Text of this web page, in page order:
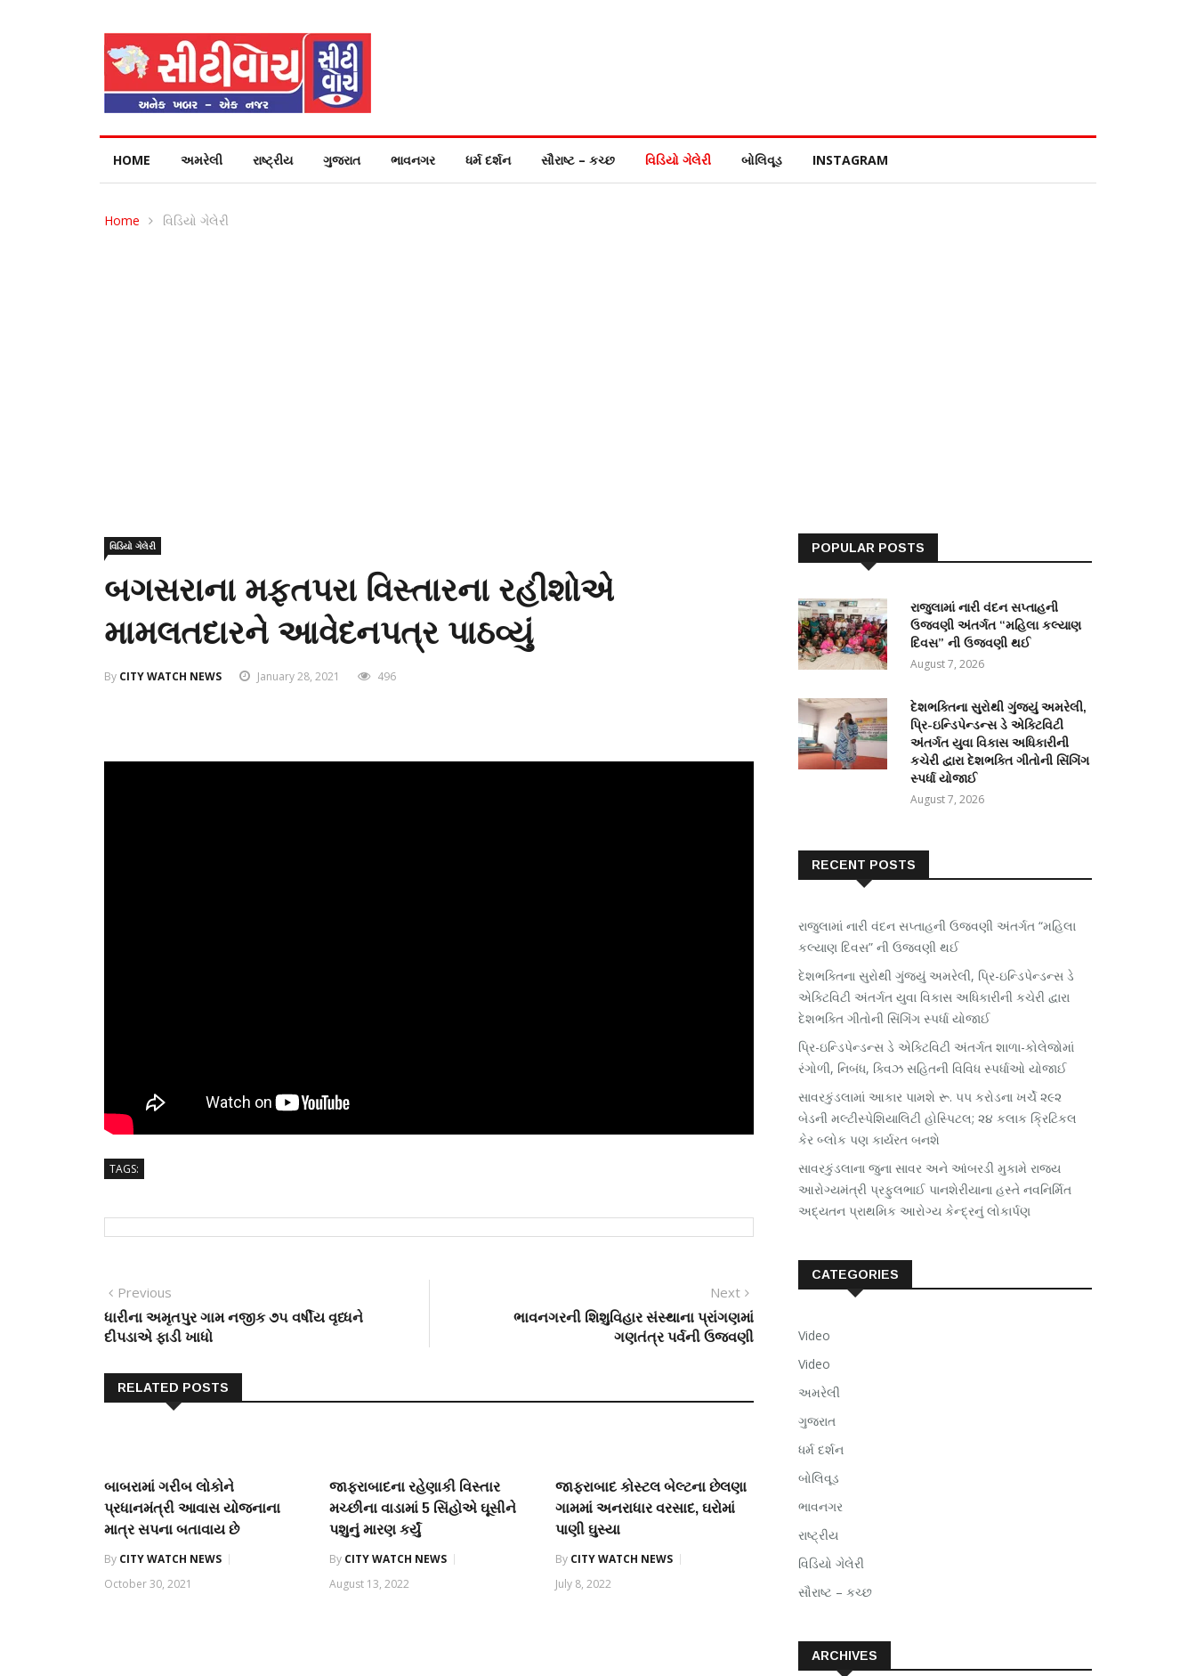
HOME અમરેલી રાષ્ટ્રીય ગુજરાત ભાવનગર ધર્મ દર્શન સૌરાષ્ટ – કચ્છ વિડિયો ગેલેરી બોલિવૂડ INSTAGRAM
Home વિડિયો ગેલેરી
વિડિયો ગેલેરી
બગસરાના મફતપરા વિસ્તારના રહીશોએ
મામલતદારને આવેદનપત્ર પાઠવ્યું
By CITY WATCH NEWS January 28, 2021 496
TAGS:
Post
navigation
Previous
post:
ધારીના અમૃતપુર ગામ નજીક ૭૫ વર્ષીય વૃધ્ધને
દીપડાએ ફાડી ખાધો
Next
post:
ભાવનગરની શિશુવિહાર સંસ્થાના પ્રાંગણમાં
ગણતંત્ર પર્વની ઉજવણી
RELATED POSTS
બાબરામાં ગરીબ લોકોને
પ્રધાનમંત્રી આવાસ યોજનાના
માત્ર સપના બતાવાય છે
By CITY WATCH NEWS
October 30, 2021
જાફરાબાદના રહેણાકી વિસ્તાર
મચ્છીના વાડામાં 5 સિંહોએ ઘૂસીને
પશુનું મારણ કર્યું
By CITY WATCH NEWS
August 13, 2022
જાફરાબાદ કોસ્ટલ બેલ્ટના છેલણા
ગામમાં અનરાધાર વરસાદ, ઘરોમાં
પાણી ઘુસ્યા
By CITY WATCH NEWS
July 8, 2022
POPULAR POSTS
રાજુલામાં નારી વંદન સપ્તાહની
ઉજવણી અંતર્ગત “મહિલા કલ્યાણ
દિવસ” ની ઉજવણી થઈ
August 7, 2026
દેશભક્તિના સુરોથી ગુંજ્યું અમરેલી,
પ્રિ-ઇન્ડિપેન્ડન્સ ડે એક્ટિવિટી
અંતર્ગત યુવા વિકાસ અધિકારીની
કચેરી દ્વારા દેશભક્તિ ગીતોની સિંગિંગ
સ્પર્ધા યોજાઈ
August 7, 2026
RECENT POSTS
રાજુલામાં નારી વંદન સપ્તાહની ઉજવણી અંતર્ગત “મહિલા
કલ્યાણ દિવસ” ની ઉજવણી થઈ
દેશભક્તિના સુરોથી ગુંજ્યું અમરેલી, પ્રિ-ઇન્ડિપેન્ડન્સ ડે
એક્ટિવિટી અંતર્ગત યુવા વિકાસ અધિકારીની કચેરી દ્વારા
દેશભક્તિ ગીતોની સિંગિંગ સ્પર્ધા યોજાઈ
પ્રિ-ઇન્ડિપેન્ડન્સ ડે એક્ટિવિટી અંતર્ગત શાળા-કોલેજોમાં
રંગોળી, નિબંધ, ક્વિઝ સહિતની વિવિધ સ્પર્ધાઓ યોજાઈ
સાવરકુંડલામાં આકાર પામશે રૂ. ૫૫ કરોડના ખર્ચે ૨૯૨
બેડની મલ્ટીસ્પેશિયાલિટી હોસ્પિટલ; ૨૪ કલાક ક્રિટિકલ
કેર બ્લોક પણ કાર્યરત બનશે
સાવરકુંડલાના જુના સાવર અને આંબરડી મુકામે રાજ્ય
આરોગ્યમંત્રી પ્રફુલભાઈ પાનશેરીયાના હસ્તે નવનિર્મિત
અદ્યતન પ્રાથમિક આરોગ્ય કેન્દ્રનું લોકાર્પણ
CATEGORIES
Video
Video
અમરેલી
ગુજરાત
ધર્મ દર્શન
બોલિવૂડ
ભાવનગર
રાષ્ટ્રીય
વિડિયો ગેલેરી
સૌરાષ્ટ – કચ્છ
ARCHIVES